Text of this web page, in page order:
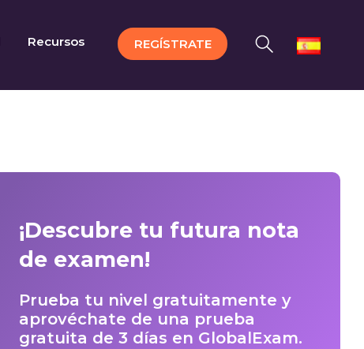
Recursos REGÍSTRATE
¡Descubre tu futura nota
de examen!
Prueba tu nivel gratuitamente y
aprovéchate de una prueba
gratuita de 3 días en GlobalExam.